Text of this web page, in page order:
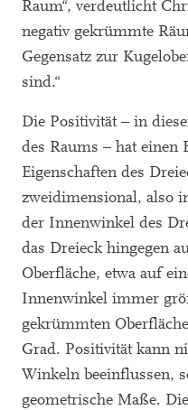
Raum“, verdeutlicht
negativ gekrümmte
Gegensatz zur
sind.“
Die Positivität – in
des Raums – hat einen
Eigenschaften des
zweidimensional, also
der Innenwinkel des
das Dreieck hingegen
Oberfläche, etwa auf
Innenwinkel immer
gekrümmten
Grad. Positivität kann
Winkeln beeinflussen,
geometrische Maße.